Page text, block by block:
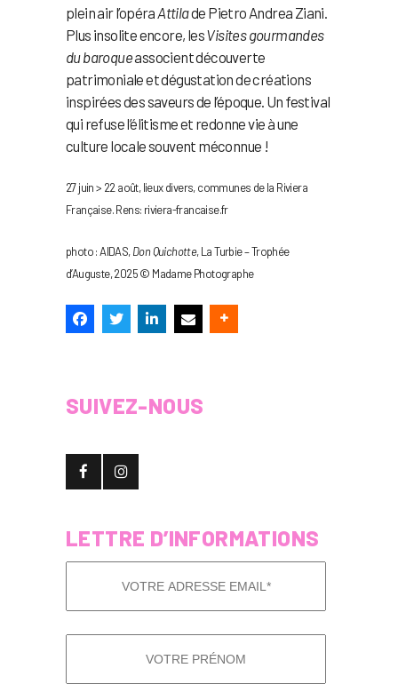
plein air l’opéra Attilade Pietro Andrea Ziani.
Plus insolite encore, lesVisites gourmandes
du baroqueassocient découverte
patrimoniale et dégustation de créations
inspirées des saveurs de l’époque. Un festival
qui refuse l’élitisme et redonne vie à une
culture locale souvent méconnue !
27 juin > 22 août, lieux divers, communes de la Riviera
Française. Rens: riviera-francaise.fr
photo : AIDAS,Don Quichotte, La Turbie – Trophée
d’Auguste, 2025 © Madame Photographe
SUIVEZ-NOUS
LETTRE D’INFORMATIONS